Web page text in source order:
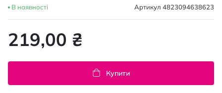
В наявності Артикул 4823094638623
219,00 ₴
Купити